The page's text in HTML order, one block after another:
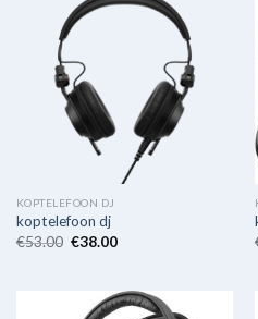
KOPTELEFOON DJ
koptelefoon dj
€53.00 €38.00